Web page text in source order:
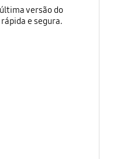
versão do
e segura.